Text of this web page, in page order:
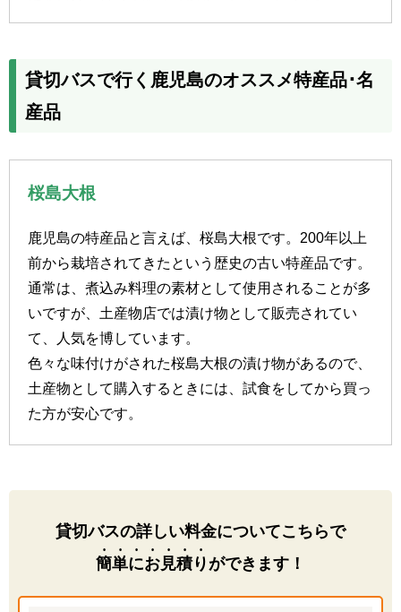
貸切バスで行く鹿児島のオススメ特産品･名
産品
桜島大根
鹿児島の特産品と言えば、桜島大根です。200年以上
前から栽培されてきたという歴史の古い特産品です。
通常は、煮込み料理の素材として使用されることが多
いですが、土産物店では漬け物として販売されてい
て、人気を博しています。
色々な味付けがされた桜島大根の漬け物があるので、
土産物として購入するときには、試食をしてから買っ
た方が安心です。
貸切バスの詳しい料金についてこちらで
簡単にお見積り ができます！